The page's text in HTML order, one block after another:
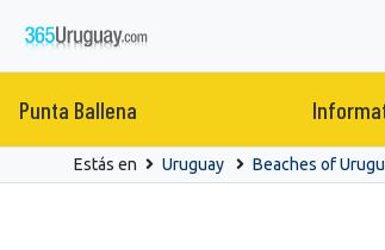
Punta Ballena
Estás en Uruguay Beaches of